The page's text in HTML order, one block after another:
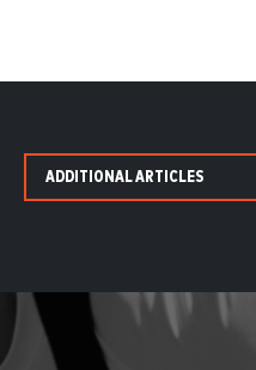
ADDITIONAL ARTICLES